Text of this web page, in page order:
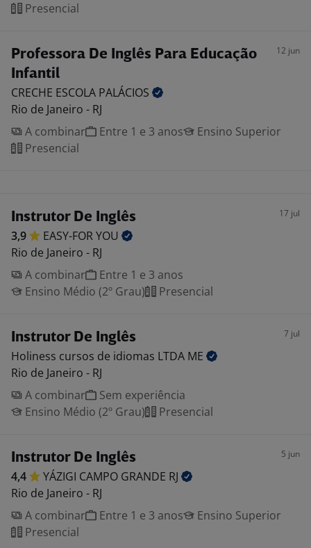
Presencial
Professora De Inglês Para Educação
Infantil
12 jun
CRECHE ESCOLA PALÁCIOS
Rio de Janeiro - RJ
A combinar
Entre 1 e 3 anos
Ensino Superior
Presencial
Instrutor De Inglês 17 jul
3,9 EASY-FORYOU
Rio de Janeiro - RJ
A combinar
Entre 1 e 3 anos
Ensino Médio (2º Grau)
Presencial
Instrutor De Inglês 7 jul
Holiness cursos de idiomas LTDA ME
Rio de Janeiro - RJ
A combinar
Sem experiência
Ensino Médio (2º Grau)
Presencial
Instrutor De Inglês 5 jun
4,4 YÁZIGI CAMPO GRANDE RJ
Rio de Janeiro - RJ
A combinar
Entre 1 e 3 anos
Ensino Superior
Presencial